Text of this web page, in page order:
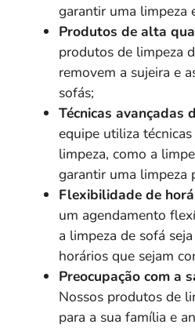
garantir uma limpeza
Produtos de alta
produtos de limpeza
removem a sujeira e
sofás;
Técnicas avançadas
equipe utiliza
limpeza, como a
garantir uma limpeza
Flexibilidade de
um agendamento
a limpeza de sofá
horários que sejam
Preocupação com a
Nossos produtos de
para a sua família e